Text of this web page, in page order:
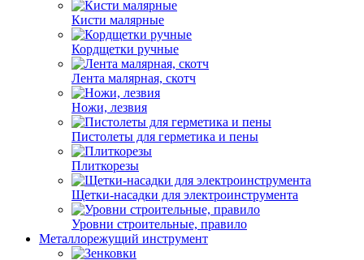
Кисти малярные
Кордщетки ручные
Лента малярная, скотч
Ножи, лезвия
Пистолеты для герметика и пены
Плиткорезы
Щетки-насадки для электроинструмента
Уровни строительные, правило
Металлорежущий инструмент